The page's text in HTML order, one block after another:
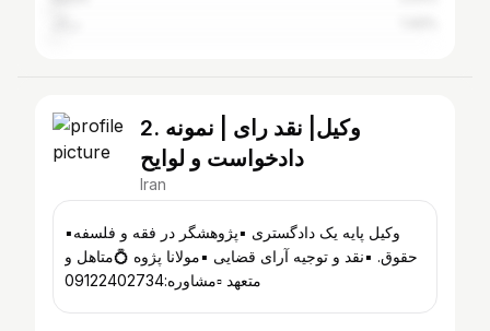
2. وکیل| نقد رای | نمونه
دادخواست و لوایح
Iran
▪️وکیل پایه یک دادگستری ▪️پژوهشگر در فقه و فلسفه
حقوق. ▪️نقد و توجیه آرای قضایی ▪️مولانا پژوه 💍متاهل و
متعهد ▫️مشاوره:09122402734